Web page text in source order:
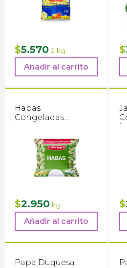
$5.570 2 kg
Añadir al carrito
$
Habas
Congeladas
Interagro
$2.950 kg
Añadir al carrito
$
Papa Duquesa